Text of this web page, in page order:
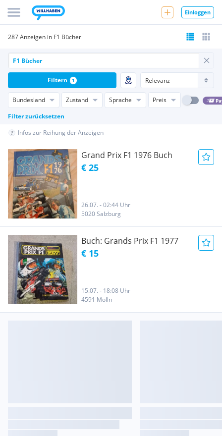
Einloggen
287 Anzeigen in F1 Bücher
Bundesland Zustand Sprache Preis
Filter zurücksetzen
Filtern 1
Infos zur Reihung der Anzeigen
Grand Prix F1 1976 Buch
€ 25
26.07. - 02:44 Uhr
5020 Salzburg
Buch: Grands Prix F1 1977
€ 15
15.07. - 18:08 Uhr
4591 Molln